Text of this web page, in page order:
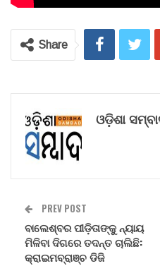
Share
ଓଡ଼ିଶା
PREV POST
ବାଲେଶ୍ବର ପୀଡ଼ିତାଙ୍କୁ ନ୍ୟାୟ
ମିଳିବା ଦିଗରେ ତଦନ୍ତ ଚାଲିଛି:
କ୍ରାଇମବ୍ରାଞ୍ଚ ଡିଜି